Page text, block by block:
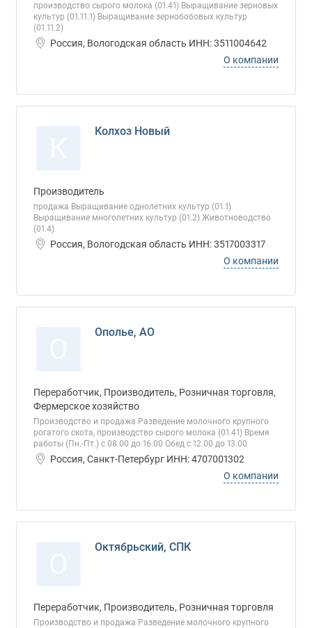
производство сырого молока (01.41) Выращивание зерновых
культур (01.11.1) Выращивание зернобобовых культур
(01.11.2)
Россия, Вологодская область ИНН: 3511004642
О компании
Колхоз Новый
Производитель
продажа Выращивание однолетних культур (01.1)
Выращивание многолетних культур (01.2) Животноводство
(01.4)
Россия, Вологодская область ИНН: 3517003317
О компании
Ополье, АО
Переработчик, Производитель, Розничная торговля,
Фермерское хозяйство
Производство и продажа Разведение молочного крупного
рогатого скота, производство сырого молока (01.41) Время
работы (Пн.-Пт.) с 08.00 до 16.00 Обед с 12.00 до 13.00
Россия, Санкт-Петербург ИНН: 4707001302
О компании
Октябрьский, СПК
Переработчик, Производитель, Розничная торговля
Производство и продажа Разведение молочного крупного